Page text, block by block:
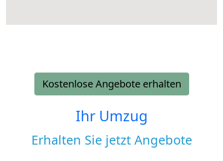
Kostenlose Angebote erhalten
Ihr Umzug
Erhalten Sie jetzt Angebote